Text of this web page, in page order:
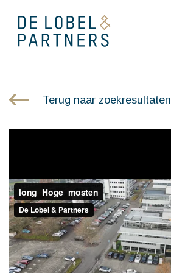
Terug naar zoekresultaten